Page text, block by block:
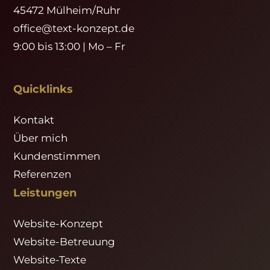
45472 Mülheim/Ruhr
office@text-konzept.de
9:00 bis 13:00 | Mo – Fr
Quicklinks
Kontakt
Über mich
Kundenstimmen
Referenzen
Leistungen
Website-Konzept
Website-Betreuung
Website-Texte